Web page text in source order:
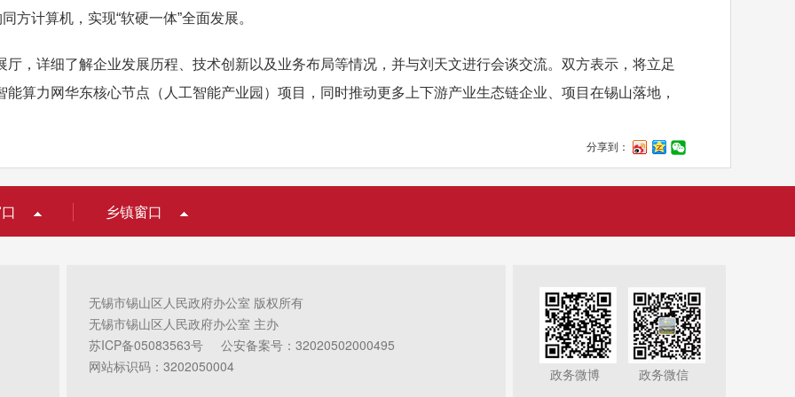
方计算机，实现“软硬一体”全面发展。
详细了解企业发展历程、技术创新以及业务布局等情况，并与刘天文进行会谈交流。双方表示，将立足
算力网华东核心节点（人工智能产业园）项目，同时推动更多上下游产业生态链企业、项目在锡山落地，
分享到：
乡镇窗口
无锡市锡山区人民政府办公室 版权所有
无锡市锡山区人民政府办公室 主办
苏ICP备05083563号
公安备案号：32020502000495
网站标识码：3202050004
政务微博 政务微信